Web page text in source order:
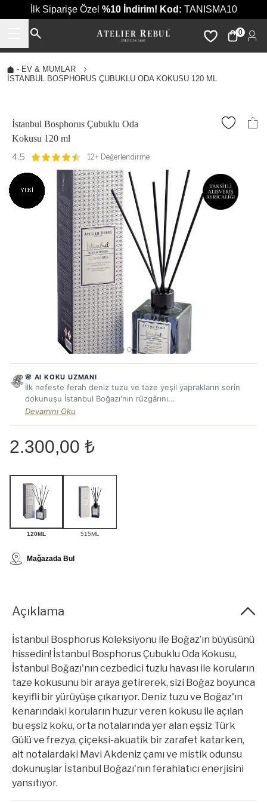
İlk Siparişe Özel %10 İndirim! Kod: TANISMA10
0
- EV & MUMLAR
İSTANBUL BOSPHORUS ÇUBUKLU ODA KOKUSU 120 ML
İstanbul Bosphorus Çubuklu Oda
Kokusu 120 ml
4.5 12+ Değerlendirme
🌸 AI KOKU UZMANI
İlk nefeste ferah deniz tuzu ve taze yeşil yaprakların serin
dokunuşu İstanbul Boğazı'nın rüzgârını...
Devamını Oku
2.300,00 ₺
120ML 515ML
Mağazada Bul
Açıklama
İstanbul Bosphorus Koleksiyonu ile Boğaz’ın büyüsünü
hissedin! İstanbul Bosphorus Çubuklu Oda Kokusu,
İstanbul Boğazı'nın cezbedici tuzlu havası ile koruların
taze kokusunu bir araya getirerek, sizi Boğaz boyunca
keyifli bir yürüyüşe çıkarıyor. Deniz tuzu ve Boğaz'ın
kenarındaki koruların huzur veren kokusu ile açılan
bu eşsiz koku, orta notalarında yer alan eşsiz Türk
Gülü ve frezya, çiçeksi-akuatik bir zarafet katarken,
alt notalardaki Mavi Akdeniz çamı ve mistik odunsu
dokunuşlar İstanbul Boğazı'nın ferahlatıcı enerjisini
yansıtıyor.